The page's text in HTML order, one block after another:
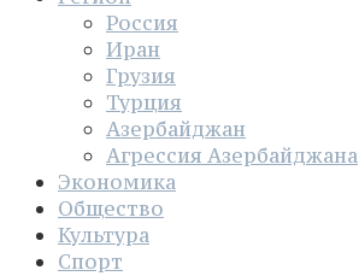
Россия
Иран
Грузия
Турция
Азербайджан
Агрессия Азербайджана
Экономика
Общество
Культура
Спорт